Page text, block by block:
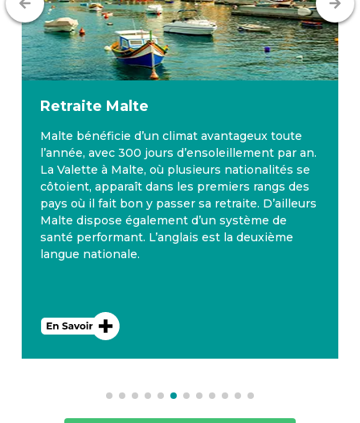
Retraite Malte
Malte bénéficie d’un climat avantageux toute
l’année, avec 300 jours d’ensoleillement par an.
La Valette à Malte, où plusieurs nationalités se
côtoient, apparaît dans les premiers rangs des
pays où il fait bon y passer sa retraite. D’ailleurs
Malte dispose également d’un système de
santé performant. L’anglais est la deuxième
langue nationale.